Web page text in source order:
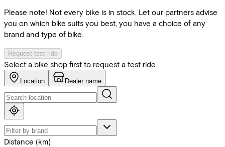
Please note! Not every bike is in stock. Let our partners advise
you on which bike suits you best, you have a choice of any
brand and type of bike.
Request test ride
Select a bike shop first to request a test ride
Location Dealer name
Distance (km)